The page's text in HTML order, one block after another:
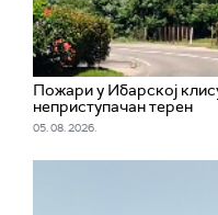
Пожари у Ибарској
неприступачан терен
05. 08. 2026.